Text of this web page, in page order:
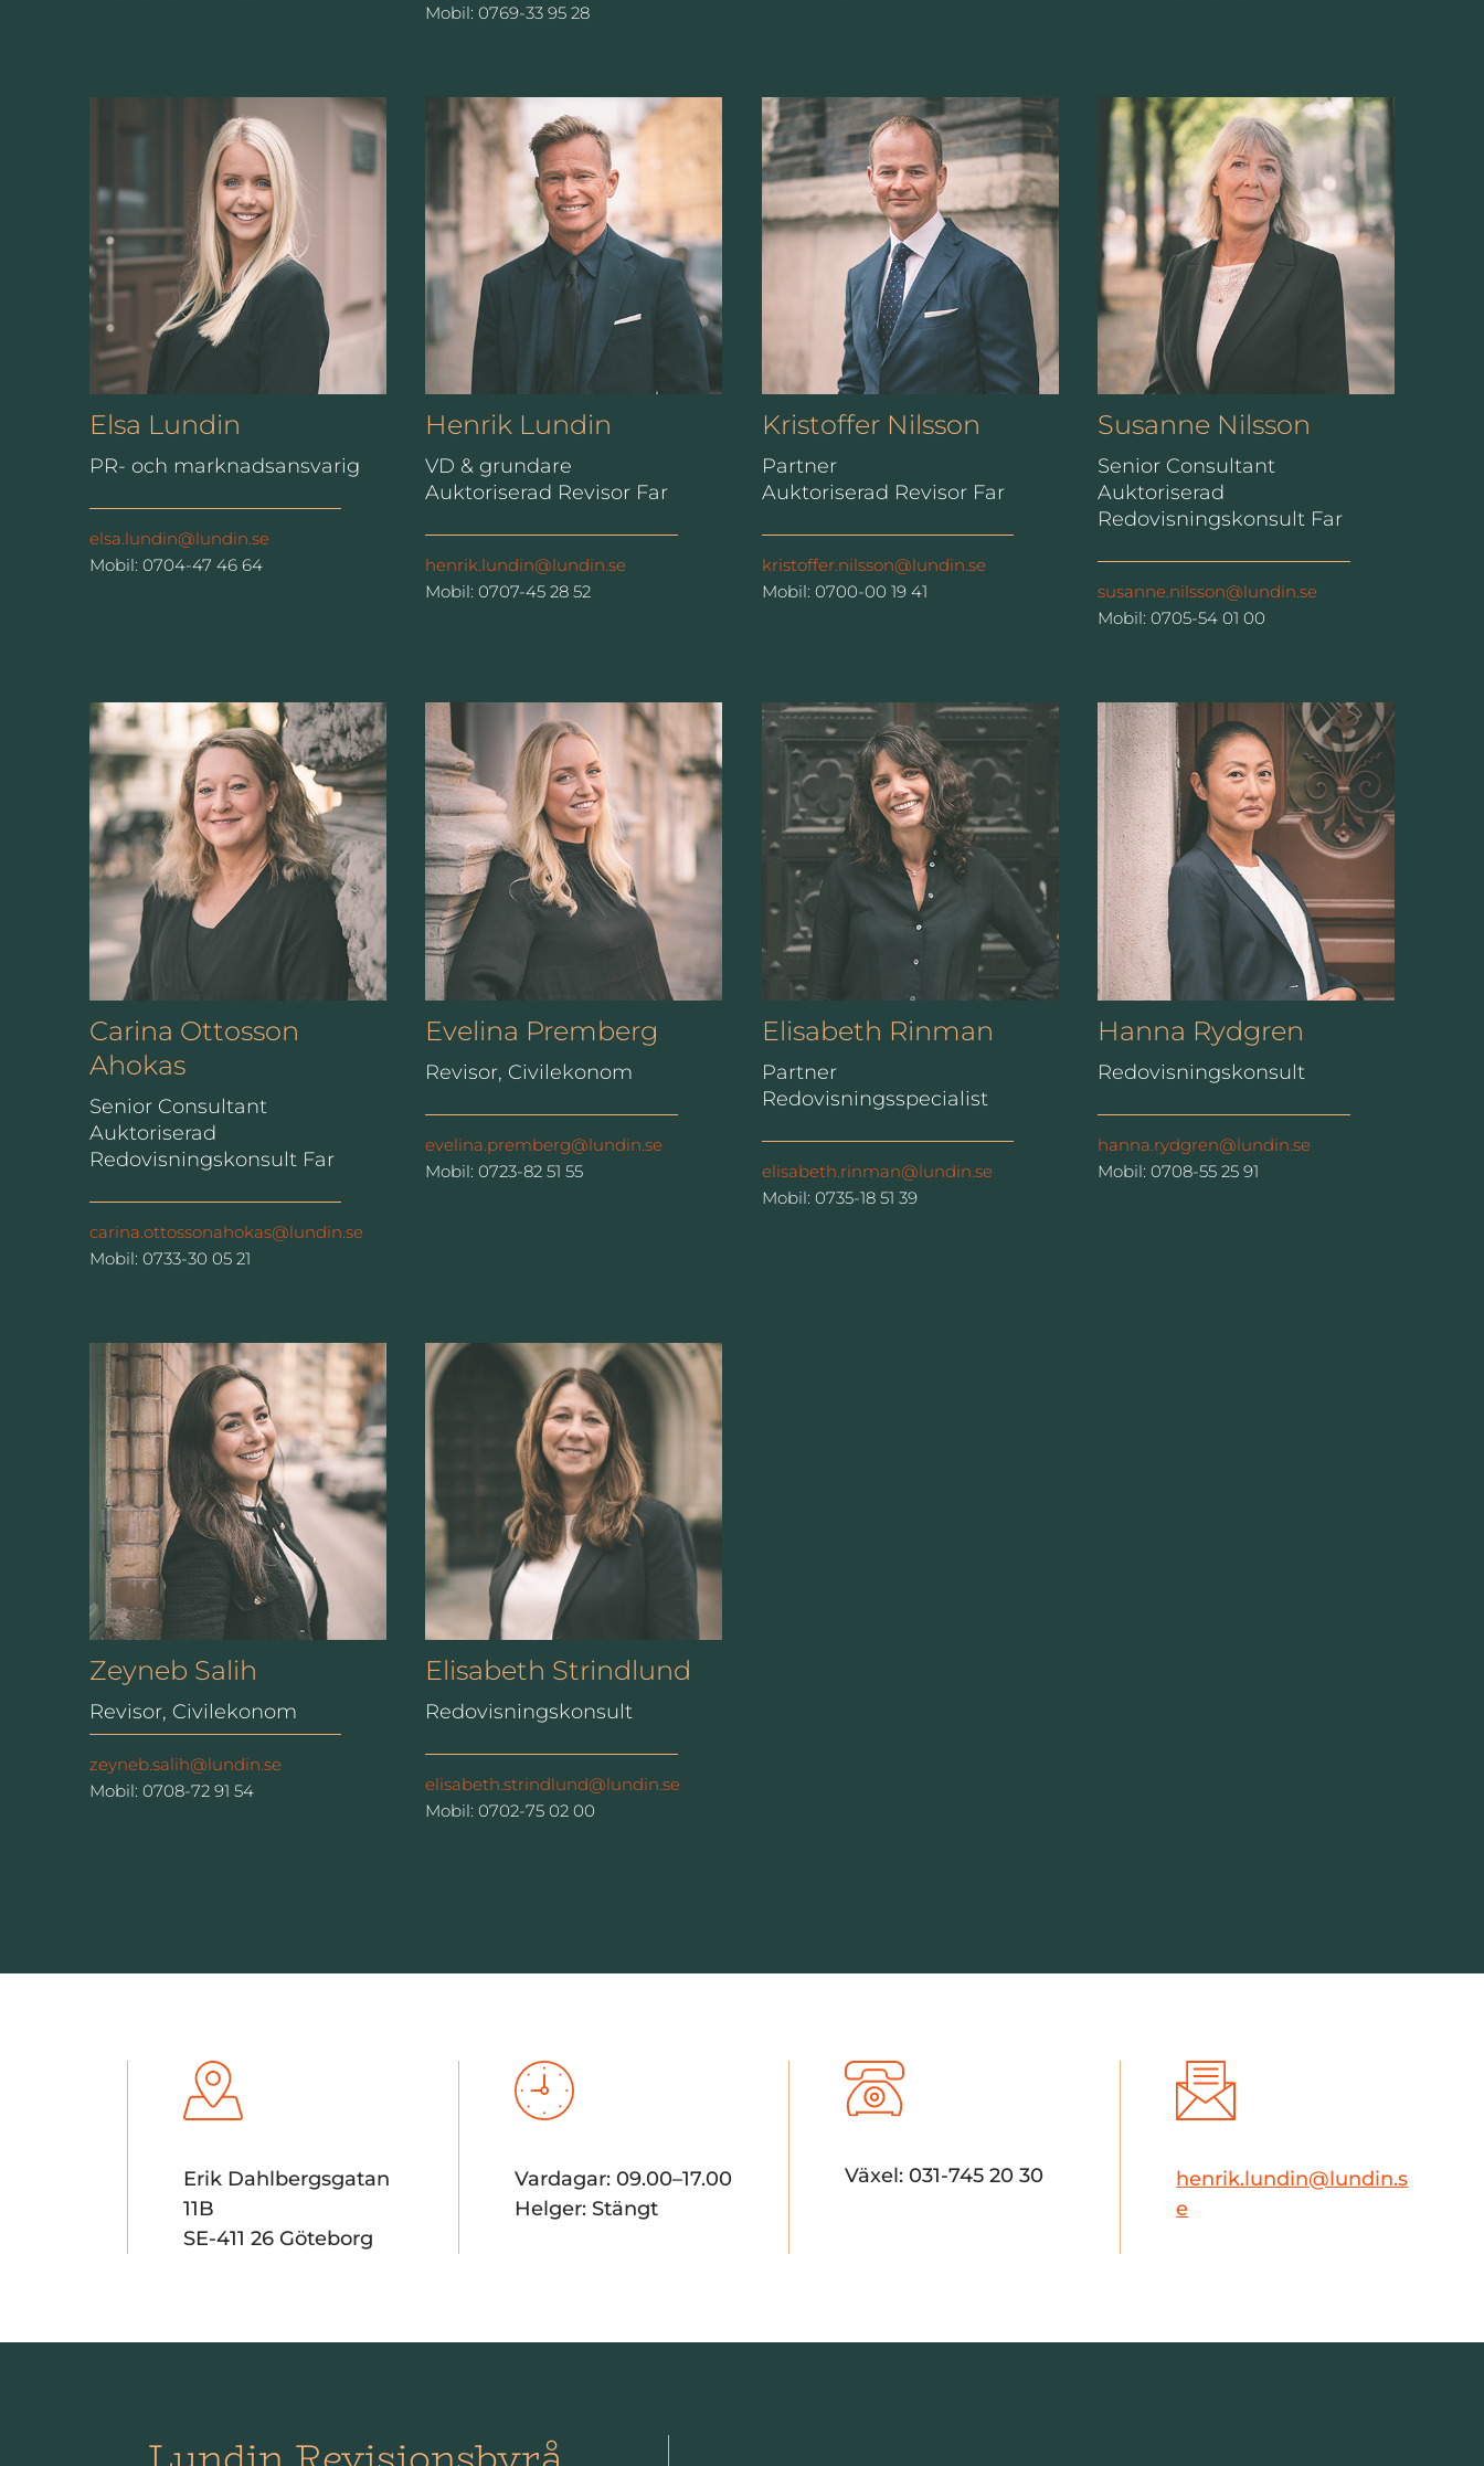
Mobil: 0769-33 95 28
Elsa Lundin
PR- och marknadsansvarig
elsa.lundin@lundin.se
Mobil: 0704-47 46 64
Henrik Lundin
VD & grundare
Auktoriserad Revisor Far
henrik.lundin@lundin.se
Mobil: 0707-45 28 52
Kristoffer Nilsson
Partner
Auktoriserad Revisor Far
kristoffer.nilsson@lundin.se
Mobil: 0700-00 19 41
Susanne Nilsson
Senior Consultant
Auktoriserad
Redovisningskonsult Far
susanne.nilsson@lundin.se
Mobil: 0705-54 01 00
Carina Ottosson
Ahokas
Senior Consultant
Auktoriserad
Redovisningskonsult Far
carina.ottossonahokas@lundin.se
Mobil: 0733-30 05 21
Evelina Premberg
Revisor, Civilekonom
evelina.premberg@lundin.se
Mobil: 0723-82 51 55
Elisabeth Rinman
Partner
Redovisningsspecialist
elisabeth.rinman@lundin.se
Mobil: 0735-18 51 39
Hanna Rydgren
Redovisningskonsult
hanna.rydgren@lundin.se
Mobil: 0708-55 25 91
Zeyneb Salih
Revisor, Civilekonom
zeyneb.salih@lundin.se
Mobil: 0708-72 91 54
Elisabeth Strindlund
Redovisningskonsult
elisabeth.strindlund@lundin.se
Mobil: 0702-75 02 00
Erik Dahlbergsgatan
11B
SE-411 26 Göteborg
Vardagar: 09.00–17.00
Helger: Stängt
Växel: 031-745 20 30
henrik.lundin@lundin.s
e